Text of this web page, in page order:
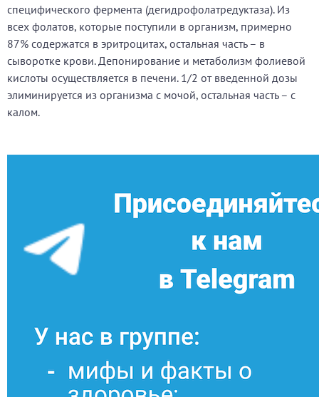
специфического фермента (дегидрофолатредуктаза). Из
всех фолатов, которые поступили в организм, примерно
87% содержатся в эритроцитах, остальная часть – в
сыворотке крови. Депонирование и метаболизм фолиевой
кислоты осуществляется в печени. 1/2 от введенной дозы
элиминируется из организма с мочой, остальная часть – с
калом.